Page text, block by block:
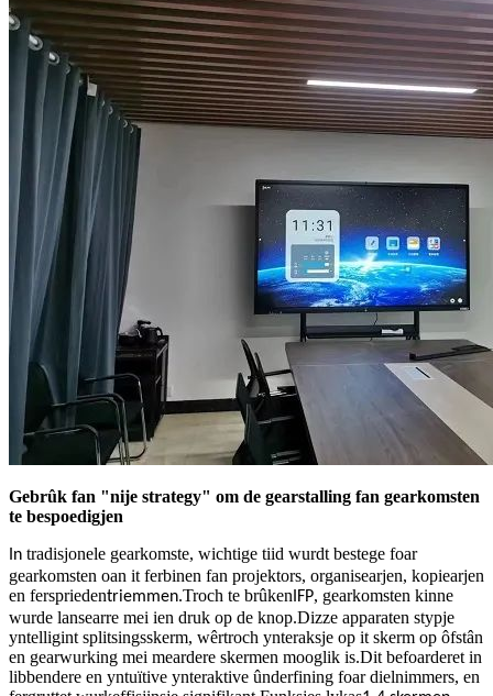
Gebrûk fan "nije strategy" om de gearstalling fan gearkomsten
te bespoedigjen
In tradisjonele gearkomste, wichtige tiid wurdt bestege foar
gearkomsten oan it ferbinen fan projektors, organisearjen, kopiearjen
en ferspriedentriemmen.Troch te brûken IFP, gearkomsten kinne
wurde lansearre mei ien druk op de knop.Dizze apparaten stypje
yntelligint splitsingsskerm, wêrtroch ynteraksje op it skerm op ôfstân
en gearwurking mei meardere skermen mooglik is.Dit befoarderet in
libbendere en yntuïtive ynteraktive ûnderfining foar dielnimmers, en